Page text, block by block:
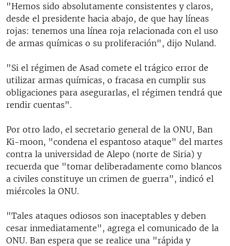
"Hemos sido absolutamente consistentes y claros,
desde el presidente hacia abajo, de que hay líneas
rojas: tenemos una línea roja relacionada con el uso
de armas químicas o su proliferación", dijo Nuland.
"Si el régimen de Asad comete el trágico error de
utilizar armas químicas, o fracasa en cumplir sus
obligaciones para asegurarlas, el régimen tendrá que
rendir cuentas".
Por otro lado, el secretario general de la ONU, Ban
Ki-moon, "condena el espantoso ataque" del martes
contra la universidad de Alepo (norte de Siria) y
recuerda que "tomar deliberadamente como blancos
a civiles constituye un crimen de guerra", indicó el
miércoles la ONU.
"Tales ataques odiosos son inaceptables y deben
cesar inmediatamente", agrega el comunicado de la
ONU. Ban espera que se realice una "rápida y